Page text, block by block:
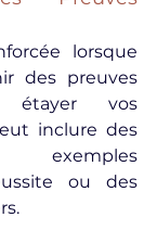
lorsque
des preuves
étayer vos
inclure des
exemples
ou des